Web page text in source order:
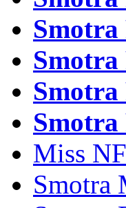
Smotra
Smotra
Smotra
Smotra
Miss
Smotra